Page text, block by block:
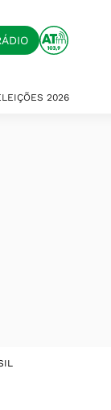
2026